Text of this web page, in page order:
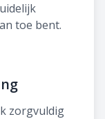
toe bent.
zorgvuldig